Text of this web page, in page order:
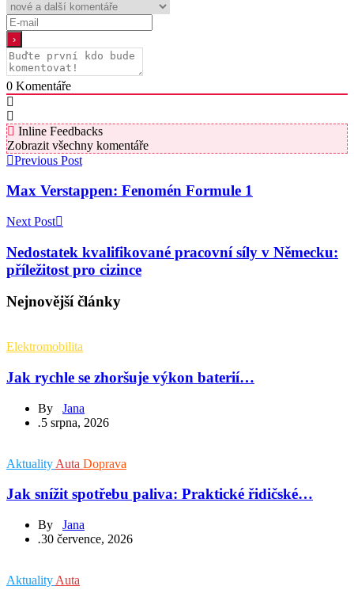
0 Komentáře
Inline Feedbacks
Zobrazit všechny komentáře
Previous Post
Max Verstappen: Fenomén Formule 1
Next Post
Nedostatek kvalifikované pracovní síly v Německu:
příležitost pro cizince
Nejnovější články
Elektromobilita
Jak rychle se zhoršuje výkon baterií…
By Jana
.5 srpna, 2026
Aktuality Auta Doprava
Jak snížit spotřebu paliva: Praktické řidičské…
By Jana
.30 července, 2026
Aktuality Auta